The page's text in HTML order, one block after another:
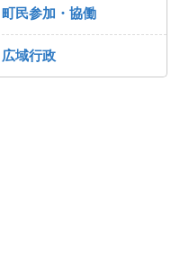
町民参加・協働
広域行政